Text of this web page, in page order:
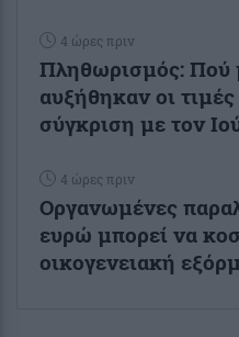
4 ώρες πριν
Πληθωρισμός: Πού
αυξήθηκαν οι
σύγκριση με τον
4 ώρες πριν
Οργανωμένες
ευρώ μπορεί να
οικογενειακή